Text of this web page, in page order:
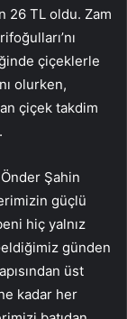
26 TL oldu. Zam
çiçeklerle
olurken,
çiçek takdim
Şahin
güçlü
hiç yalnız
günden
üst
kadar her